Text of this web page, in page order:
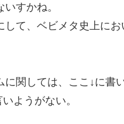
すかね。
て、ベビメタ史上に
に関しては、ここ↓に書
ようがない。